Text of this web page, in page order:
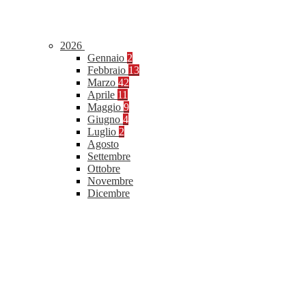
2026
Gennaio 2
Febbraio 13
Marzo 42
Aprile 11
Maggio 9
Giugno 4
Luglio 2
Agosto
Settembre
Ottobre
Novembre
Dicembre